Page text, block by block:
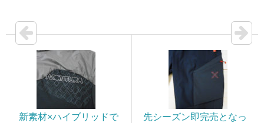
新素材×ハイブリッドで
先シーズン即完売となっ